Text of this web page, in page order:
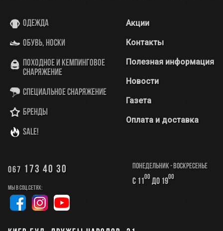
Одежда
Обувь, носки
Походное и кемпинговое
снаряжение
Специальное снаряжение
Бренды
SALE!
Акции
Контакты
Полезная информация
Новости
Газета
Оплата и доставка
067 173 40 30
Мы в соц.сетях:
Понедельник - Воскресенье
с 1100 до 1900